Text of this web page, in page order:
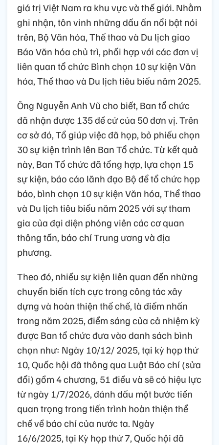
giá trị Việt Nam ra khu vực và thế giới. Nhằm
ghi nhận, tôn vinh những dấu ấn nổi bật nói
trên, Bộ Văn hóa, Thể thao và Du lịch giao
Báo Văn hóa chủ trì, phối hợp với các đơn vị
liên quan tổ chức Bình chọn 10 sự kiện Văn
hóa, Thể thao và Du lịch tiêu biểu năm 2025.
Ông Nguyễn Anh Vũ cho biết, Ban tổ chức
đã nhận được 135 đề cử của 50 đơn vị. Trên
cơ sở đó, Tổ giúp việc đã họp, bỏ phiếu chọn
30 sự kiện trình lên Ban Tổ chức. Từ kết quả
này, Ban Tổ chức đã tổng hợp, lựa chọn 15
sự kiện, báo cáo lãnh đạo Bộ để tổ chức họp
báo, bình chọn 10 sự kiện Văn hóa, Thể thao
và Du lịch tiêu biểu năm 2025 với sự tham
gia của đại diện phóng viên các cơ quan
thông tấn, báo chí Trung ương và địa
phương.
Theo đó, nhiều sự kiện liên quan đến những
chuyển biến tích cực trong công tác xây
dựng và hoàn thiện thể chế, là điểm nhấn
trong năm 2025, điểm sáng của cả nhiệm kỳ
được Ban tổ chức đưa vào danh sách bình
chọn như: Ngày 10/12/ 2025, tại kỳ họp thứ
10, Quốc hội đã thông qua Luật Báo chí (sửa
đổi) gồm 4 chương, 51 điều và sẽ có hiệu lực
từ ngày 1/7/2026, đánh dấu một bước tiến
quan trọng trong tiến trình hoàn thiện thể
chế về báo chí của nước ta. Ngày
16/6/2025, tại Kỳ họp thứ 7, Quốc hội đã